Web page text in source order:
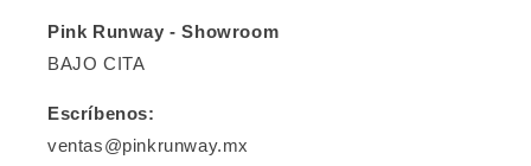
Pink Runway - Showroom
BAJO CITA
Escríbenos:
ventas@pinkrunway.mx